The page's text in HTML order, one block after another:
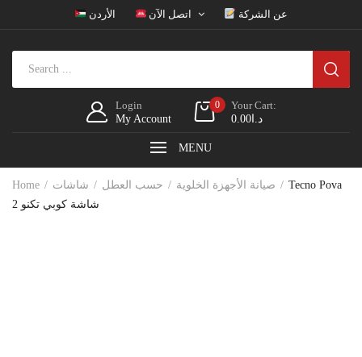
الأردن اتصل الآن عن الشركة
Login
My Account
0
Your Cart:
د.ا0.00
MENU
Home صيانة الأجهزة الخلوية حسب العطل شاشات
Tecno Pova
2 شاشة كوبي تكنو